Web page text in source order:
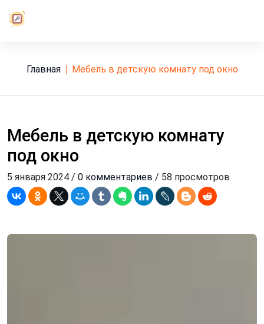
Главная мебель в детскую комнату под окно
Мебель в детскую комнату
под окно
5 января 2024 / 0 комментариев / 58 просмотров